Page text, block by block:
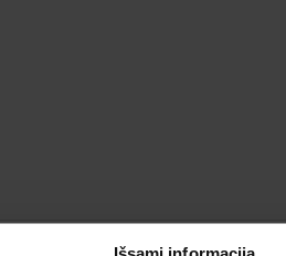
Išsami informacija